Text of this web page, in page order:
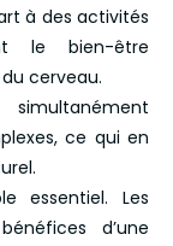
à des activités
le bien-être
cerveau.
ce qui en
essentiel. Les
d’une